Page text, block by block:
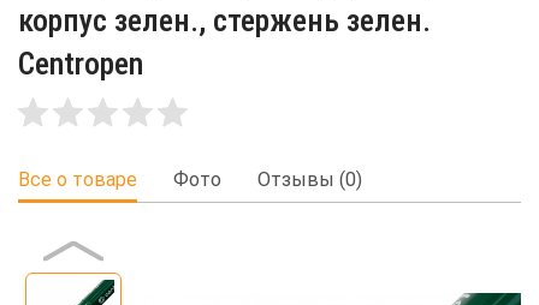
корпус зелен., стержень зелен.
Centropen
Все о товаре Фото Отзывы (0)